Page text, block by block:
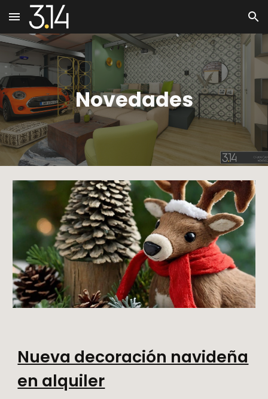
Skip to main content Skip to navigation
Novedades
Nueva decoración navideña
en alquiler